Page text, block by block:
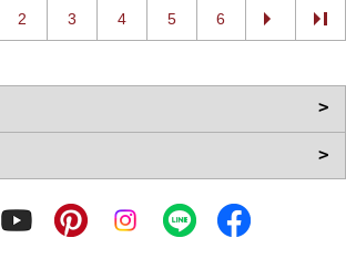
2 3 4 5 6